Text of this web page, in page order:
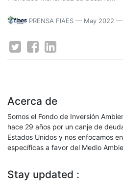
PRENSA FIAES — May 2022 —
Acerca de
Somos el Fondo de Inversión
hace 29 años por un canje de
Estados Unidos y nos enfocamos
específicas a favor del Medio
Stay updated :